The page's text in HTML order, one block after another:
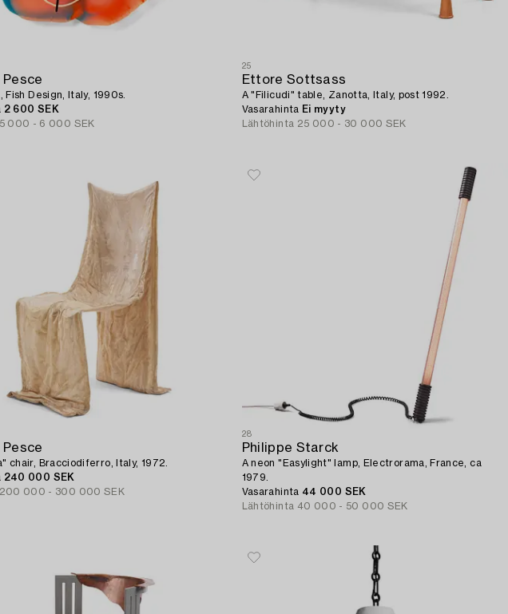
Fish Design, Italy, 1990s.
2 600 SEK
5 000 - 6 000 SEK
25
Ettore Sottsass
A "Filicudi" table, Zanotta, Italy, post 1992.
Vasarahinta Ei myyty
Lähtöhinta 25 000 - 30 000 SEK
chair, Bracciodiferro, Italy, 1972.
240 000 SEK
200 000 - 300 000 SEK
28
Philippe Starck
A neon "Easylight" lamp, Electrorama, France, ca
1979.
Vasarahinta 44 000 SEK
Lähtöhinta 40 000 - 50 000 SEK